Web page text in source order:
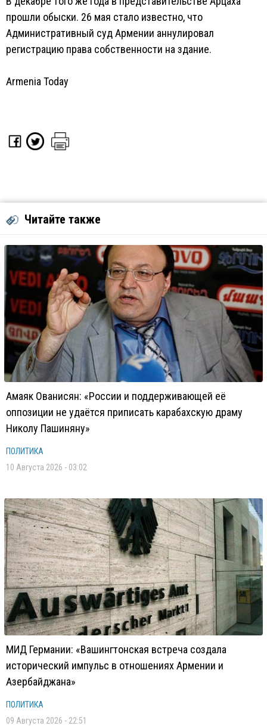
прошли обыски. 26 мая стало известно, что
Административный суд Армении аннулировал
регистрацию права собственности на здание.
Armenia Today
Читайте также
Амаяк Ованисян: «России и поддерживающей её
оппозиции не удаётся приписать карабахскую драму
Николу Пашиняну»
ПОЛИТИКА
10 Августа 2026 - 03:02
МИД Германии: «Вашингтонская встреча создала
исторический импульс в отношениях Армении и
Азербайджана»
ПОЛИТИКА
09 Августа 2026 - 22:51